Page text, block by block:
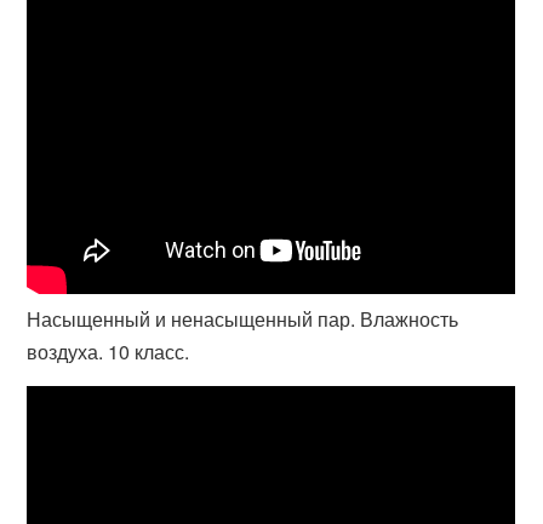
Насыщенный и ненасыщенный пар. Влажность
воздуха. 10 класс.